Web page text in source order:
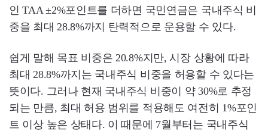
인 TAA ±2%포인트를 더하면 국민연금은 국내주식 비
중을 최대 28.8%까지 탄력적으로 운용할 수 있다.
쉽게 말해 목표 비중은 20.8%지만, 시장 상황에 따라
최대 28.8%까지는 국내주식 비중을 허용할 수 있다는
뜻이다. 그러나 현재 국내주식 비중이 약 30%로 추정
되는 만큼, 최대 허용 범위를 적용해도 여전히 1%포인
트 이상 높은 상태다. 이 때문에 7월부터는 국내주식